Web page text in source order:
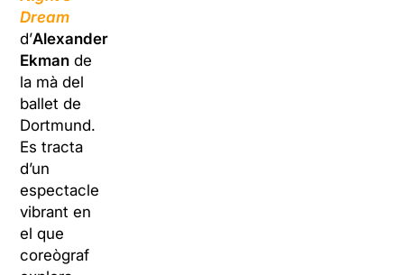
Dream
d’Alexander
Ekman de
la mà del
ballet de
Dortmund.
Es tracta
d’un
espectacle
vibrant en
el que
coreògraf